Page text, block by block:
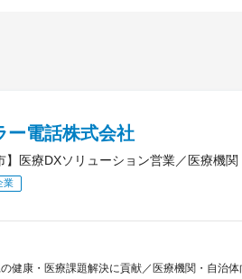
ー電話株式会社
】医療DXソリューション営業／医療機
業
の健康・医療課題解決に貢献／医療機関・自治